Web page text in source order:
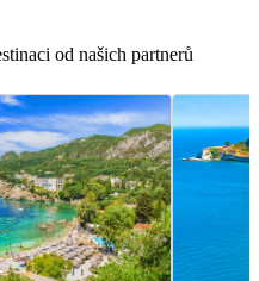
od našich partnerů